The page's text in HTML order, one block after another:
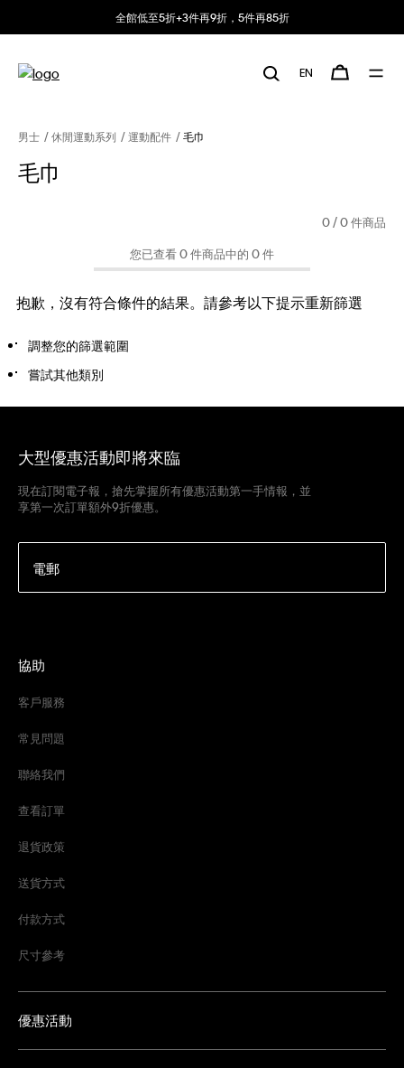
全館低至5折+3件再9折，5件再85折
EN
男士 休閒運動系列 運動配件 毛巾
毛巾
0 / 0 件商品
您已查看 0 件商品中的 0 件
抱歉，沒有符合條件的結果。請參考以下提示重新篩選
調整您的篩選範圍
嘗試其他類別
大型優惠活動即將來臨
現在訂閱電子報，搶先掌握所有優惠活動第一手情報，並
享第一次訂單額外9折優惠。
電郵
協助
客戶服務
常見問題
聯絡我們
查看訂單
退貨政策
送貨方式
付款方式
尺寸參考
優惠活動